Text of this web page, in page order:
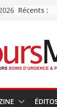
Récents :